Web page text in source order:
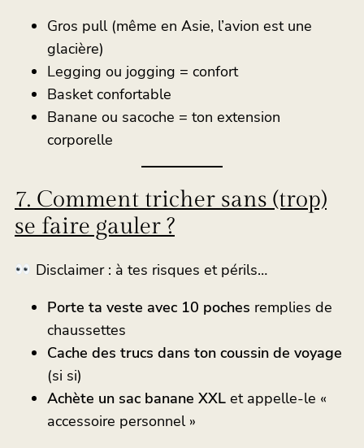
Gros pull (même en Asie, l’avion est une
glacière)
Legging ou jogging = confort
Basket confortable
Banane ou sacoche = ton extension
corporelle
7. Comment tricher sans (trop)
se faire gauler ?
Disclaimer : à tes risques et périls…
Porte ta veste avec 10 poches remplies de
chaussettes
Cache des trucs dans ton coussin de voyage
(si si)
Achète un sac banane XXL et appelle-le «
accessoire personnel »